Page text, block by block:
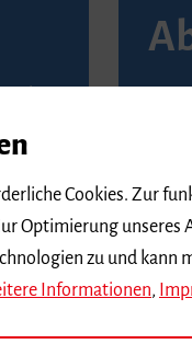
sind
An
Cookies. Zur
Optimierung unseres
zu und kann
Informationen,